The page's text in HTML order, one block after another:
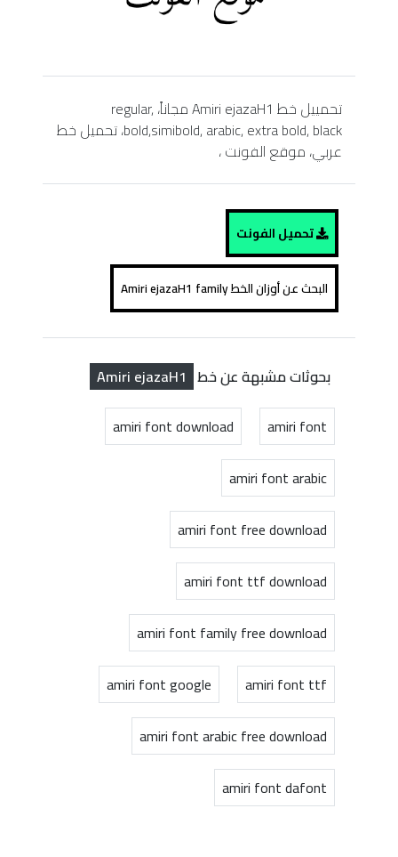
تحمييل خط Amiri ejazaH1 مجاناً، regular,
bold,simibold, arabic, extra bold, black، تحميل خط
عربي، موقع الفونت ،
تحميل الفونت
البحث عن أوزان الخط Amiri ejazaH1 family
بحوثات مشبهة عن خط Amiri ejazaH1
amiri font
amiri font download
amiri font arabic
amiri font free download
amiri font ttf download
amiri font family free download
amiri font ttf
amiri font google
amiri font arabic free download
amiri font dafont